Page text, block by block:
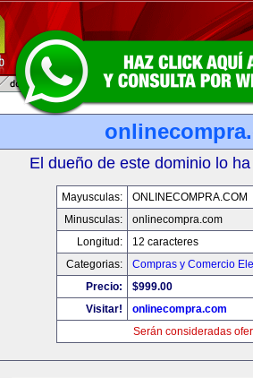
El dueño de este dominio lo
Mayusculas:
ONLINECOMPRA.COM
Minusculas:
onlinecompra.com
Longitud:
12 caracteres
Categorias:
Compras y Comercio
Precio:
$999.00
Visitar!
onlinecompra.com
Serán consideradas